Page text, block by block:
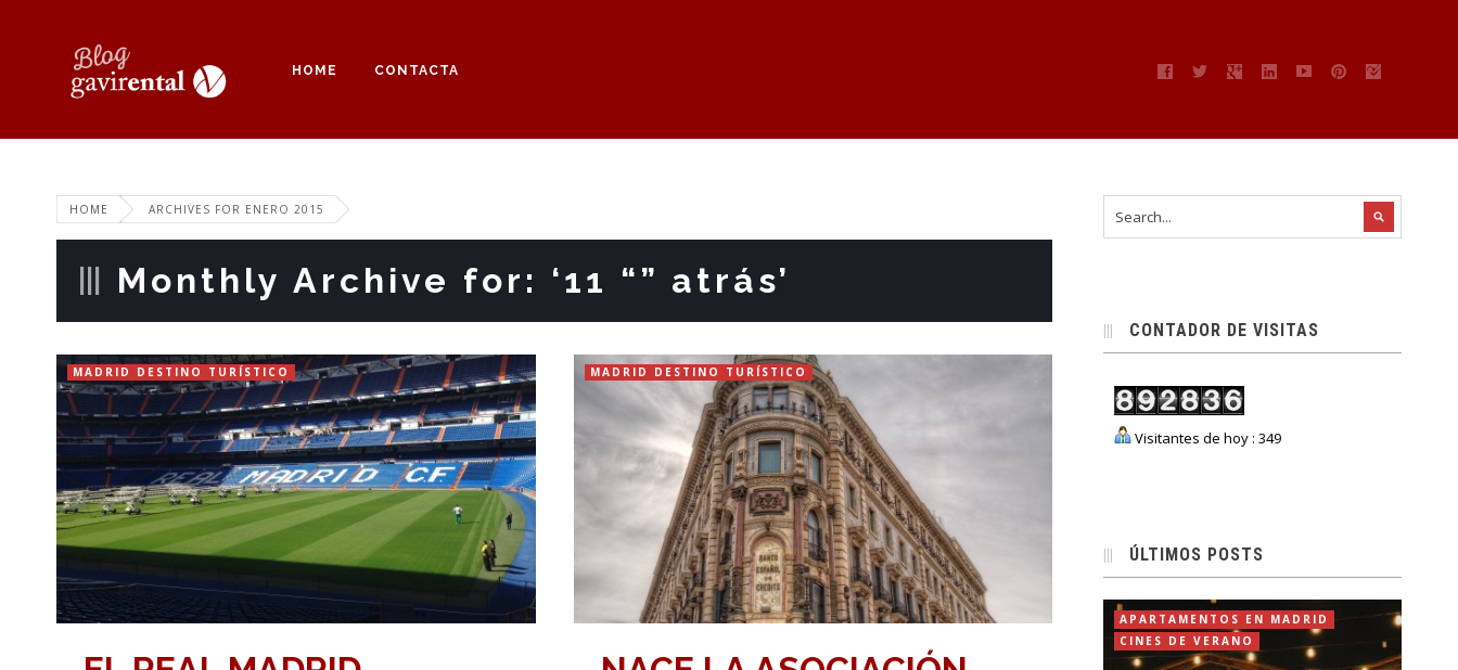
HOME CONTACTA
HOME ARCHIVES FOR ENERO 2015
Monthly Archive for: ‘11 “” atrás’
MADRID DESTINO TURÍSTICO MADRID DESTINO TURÍSTICO
CONTADOR DE VISITAS
Visitantes de hoy : 349
ÚLTIMOS POSTS
APARTAMENTOS EN MADRID
CINES DE VERANO